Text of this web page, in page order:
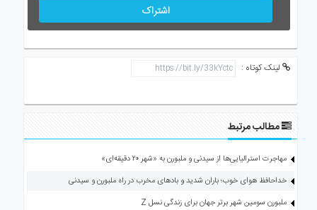
اشتراک
لینک کوتاه :
مطالب مرتبط
مهاجرت استرالیایی‌ها از سیدنی و ملبورن به «شهر ۲۰ دقیقه‌ای»
خداحافظ هوای خوب؛ باران شدید و بادهای مخرب در راه ملبورن و سیدنی
ملبورن سومین شهر برتر جهان برای زندگی نسل Z